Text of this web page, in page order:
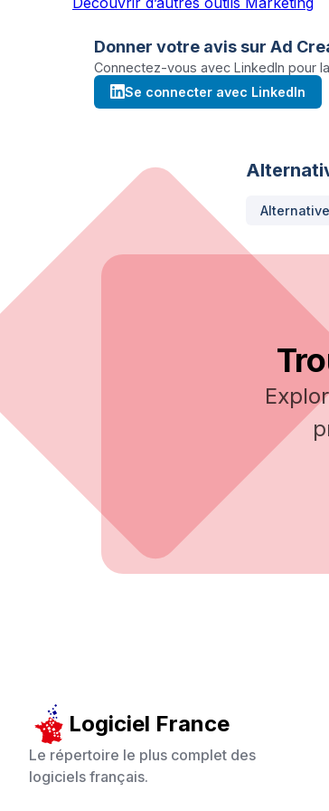
Donner votre avis sur Ad
Connectez-vous avec LinkedIn pour
Se connecter avec LinkedIn
Logiciel France
Le répertoire le plus complet des
logiciels français.